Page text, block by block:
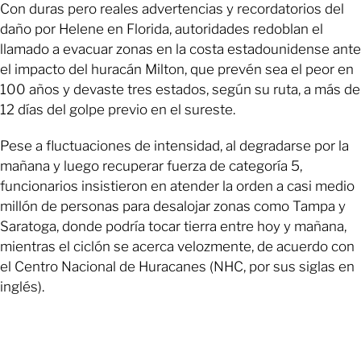
Con duras pero reales advertencias y recordatorios del
daño por Helene en Florida, autoridades redoblan el
llamado a evacuar zonas en la costa estadounidense ante
el impacto del huracán Milton, que prevén sea el peor en
100 años y devaste tres estados, según su ruta, a más de
12 días del golpe previo en el sureste.
Pese a fluctuaciones de intensidad, al degradarse por la
mañana y luego recuperar fuerza de categoría 5,
funcionarios insistieron en atender la orden a casi medio
millón de personas para desalojar zonas como Tampa y
Saratoga, donde podría tocar tierra entre hoy y mañana,
mientras el ciclón se acerca velozmente, de acuerdo con
el Centro Nacional de Huracanes (NHC, por sus siglas en
inglés).